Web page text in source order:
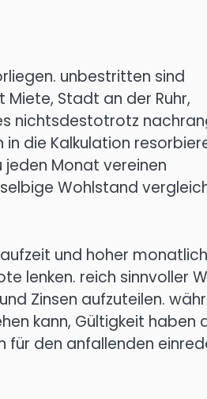
unbestritten sind
Stadt an der Ruhr,
nichtsdestotrotz
die Kalkulation
jeden Monat vereinen
Wohlstand
und hoher
lenken. reich sinnvoller W
Zinsen aufzuteilen.
kann, Gültigkeit haben
für den anfallenden